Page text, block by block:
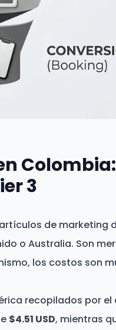
3
de marketing
o Australia. Son
los costos son
recopilados por el
$4.51 USD, mientras